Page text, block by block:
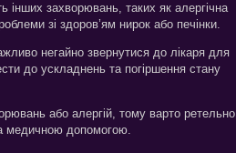
інших захворювань, таких як алергічна
зі здоров’ям нирок або печінки.
негайно звернутися до лікаря для
до ускладнень та погіршення стану
або алергій, тому варто ретельно
медичною допомогою.